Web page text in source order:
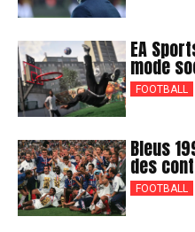
EA
mode
FOOTBALL
Bleus
des
FOOTBALL